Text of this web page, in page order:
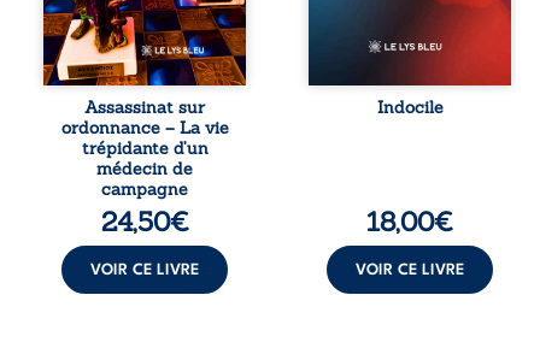
médical, syndical
et ordinal. Depuis
septembre 2013, il
raconte le long
combat qui l’a
conduit à être
écarté du corps
médical, malgré
une décision de
première instance
Assassinat sur
ordonnance – La vie
trépidante d’un
médecin de
campagne
24,50€
VOIR CE LIVRE
vivent trop fort,
trop vrai, trop tôt.
traversée. Une
langue nue. Une
Indocile
18,00€
VOIR CE LIVRE